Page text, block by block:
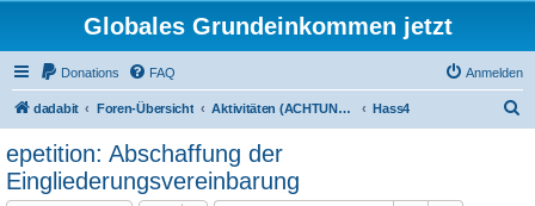
Globales Grundeinkommen jetzt
Donations FAQ Anmelden
dadabit Foren-Übersicht Aktivitäten (ACHTUNG: Infos zum Registrieren sind unten in: "neu hier?") Hass4
epetition: Abschaffung der
Eingliederungsvereinbarung